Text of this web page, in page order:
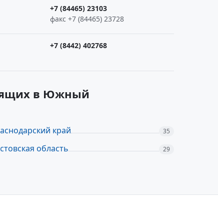
+7 (84465) 23103
факс +7 (84465) 23728
+7 (8442) 402768
в Южный
край 35
область 29